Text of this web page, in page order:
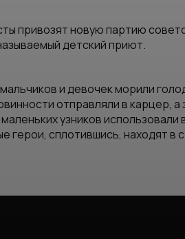
привозят новую партию
детский приют.
и девочек морили
отправляли в карцер, а
узников использовали
герои, сплотившись, находят в